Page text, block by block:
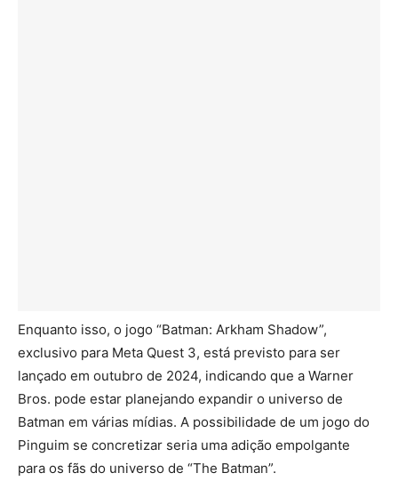
Enquanto isso, o jogo “Batman: Arkham Shadow”,
exclusivo para Meta Quest 3, está previsto para ser
lançado em outubro de 2024, indicando que a Warner
Bros. pode estar planejando expandir o universo de
Batman em várias mídias. A possibilidade de um jogo do
Pinguim se concretizar seria uma adição empolgante
para os fãs do universo de “The Batman”.